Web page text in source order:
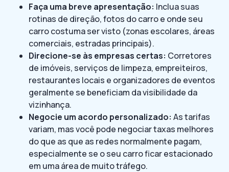
Faça uma breve apresentação: Inclua suas
rotinas de direção, fotos do carro e onde seu
carro costuma ser visto (zonas escolares, áreas
comerciais, estradas principais).
Direcione-se às empresas certas: Corretores
de imóveis, serviços de limpeza, empreiteiros,
restaurantes locais e organizadores de eventos
geralmente se beneficiam da visibilidade da
vizinhança.
Negocie um acordo personalizado: As tarifas
variam, mas você pode negociar taxas melhores
do que as que as redes normalmente pagam,
especialmente se o seu carro ficar estacionado
em uma área de muito tráfego.